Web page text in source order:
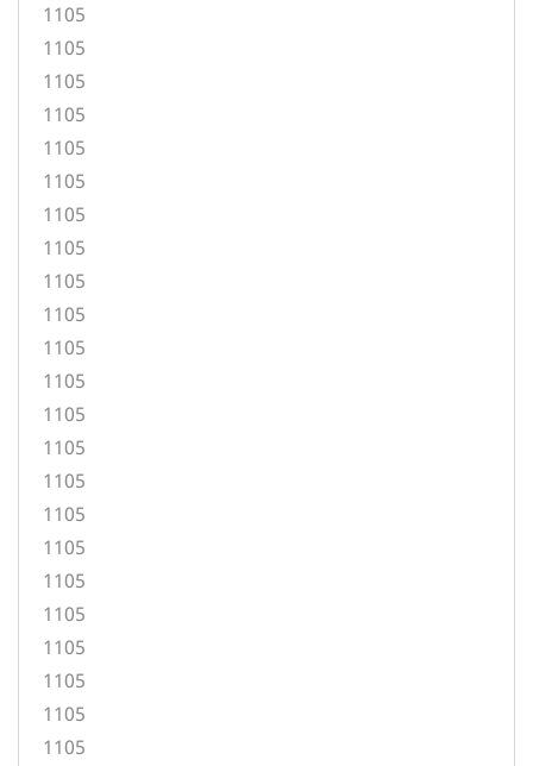
1105
1105
1105
1105
1105
1105
1105
1105
1105
1105
1105
1105
1105
1105
1105
1105
1105
1105
1105
1105
1105
1105
1105